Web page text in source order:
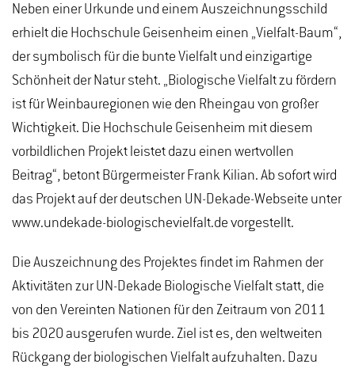
Neben einer Urkunde und einem Auszeichnungsschild
erhielt die Hochschule Geisenheim einen „Vielfalt-Baum“,
der symbolisch für die bunte Vielfalt und einzigartige
Schönheit der Natur steht. „Biologische Vielfalt zu fördern
ist für Weinbauregionen wie den Rheingau von großer
Wichtigkeit. Die Hochschule Geisenheim mit diesem
vorbildlichen Projekt leistet dazu einen wertvollen
Beitrag“, betont Bürgermeister Frank Kilian. Ab sofort wird
das Projekt auf der deutschen UN-Dekade-Webseite unter
www.undekade-biologischevielfalt.de vorgestellt.
Die Auszeichnung des Projektes findet im Rahmen der
Aktivitäten zur UN-Dekade Biologische Vielfalt statt, die
von den Vereinten Nationen für den Zeitraum von 2011
bis 2020 ausgerufen wurde. Ziel ist es, den weltweiten
Rückgang der biologischen Vielfalt aufzuhalten. Dazu